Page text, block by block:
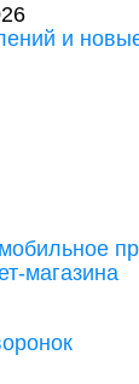
и
магазина